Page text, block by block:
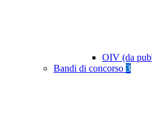
OIV (da
Bandi di concorso 3